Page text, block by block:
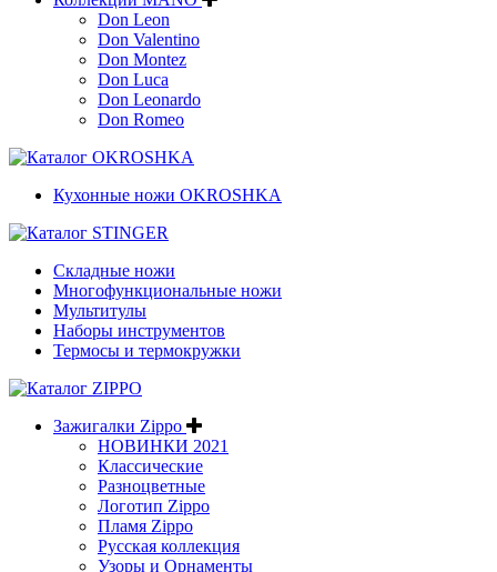
Don Leon
Don Valentino
Don Montez
Don Luca
Don Leonardo
Don Romeo
Кухонные ножи OKROSHKA
Складные ножи
Многофункциональные ножи
Мультитулы
Наборы инструментов
Термосы и термокружки
Зажигалки Zippo
НОВИНКИ 2021
Классические
Разноцветные
Логотип Zippo
Пламя Zippo
Русская коллекция
Узоры и Орнаменты